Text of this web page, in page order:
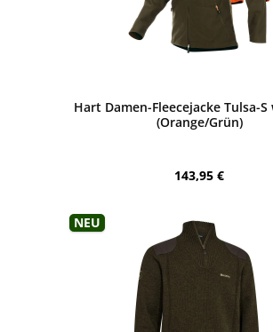
Hart Damen-Fleecejacke Tulsa-
(Orange/Grün)
Regulärer Preis:
143,95 €
Neu